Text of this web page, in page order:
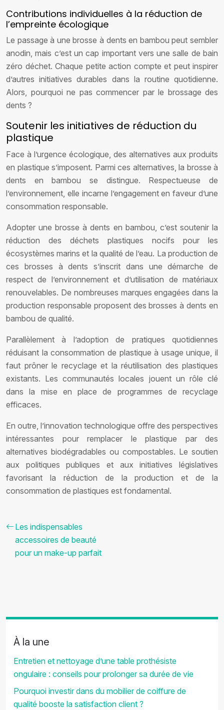
Contributions individuelles à la réduction de
l’empreinte écologique
Le passage à une brosse à dents en bambou peut sembler
anodin, mais c’est un cap important vers une salle de bain
zéro déchet. Chaque petite action compte et peut inspirer
d’autres initiatives durables dans la routine quotidienne.
Alors, pourquoi ne pas commencer par le brossage des
dents ?
Soutenir les initiatives de réduction du
plastique
Face à l’urgence écologique, des alternatives aux produits
en plastique s’imposent. Parmi ces alternatives, la brosse à
dents en bambou se distingue. Respectueuse de
l’environnement, elle incarne l’engagement en faveur d’une
consommation responsable.
Adopter une brosse à dents en bambou, c’est soutenir la
réduction des déchets plastiques nocifs pour les
écosystèmes marins et la qualité de l’eau. La production de
ces brosses à dents s’inscrit dans une démarche de
respect de l’environnement et d’utilisation de matériaux
renouvelables. De nombreuses marques engagées dans la
production responsable proposent des brosses à dents en
bambou de qualité.
Parallèlement à l’adoption de pratiques quotidiennes
réduisant la consommation de plastique à usage unique, il
faut prôner le recyclage et la réutilisation des plastiques
existants. Les communautés locales jouent un rôle clé
dans la mise en place de programmes de recyclage
efficaces.
En outre, l’innovation technologique offre des perspectives
intéressantes pour remplacer le plastique par des
alternatives biodégradables ou compostables. Le soutien
aux politiques publiques et aux initiatives législatives
favorisant la réduction de la production et de la
consommation de plastiques est fondamental.
Les indispensables
accessoires de beauté
pour un make-up parfait
À la une
Entretien et nettoyage d’une table prothésiste
ongulaire : conseils pour prolonger sa durée de vie
Pourquoi investir dans du mobilier de coiffure de
qualité booste la satisfaction client ?